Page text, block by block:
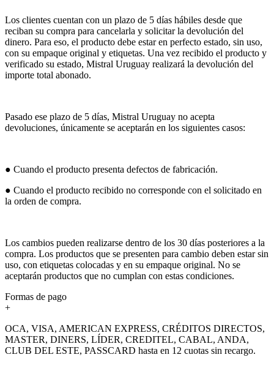
Los clientes cuentan con un plazo de 5 días hábiles desde que
reciban su compra para cancelarla y solicitar la devolución del
dinero. Para eso, el producto debe estar en perfecto estado, sin uso,
con su empaque original y etiquetas. Una vez recibido el producto y
verificado su estado, Mistral Uruguay realizará la devolución del
importe total abonado.
Pasado ese plazo de 5 días, Mistral Uruguay no acepta
devoluciones, únicamente se aceptarán en los siguientes casos:
● Cuando el producto presenta defectos de fabricación.
● Cuando el producto recibido no corresponde con el solicitado en
la orden de compra.
Los cambios pueden realizarse dentro de los 30 días posteriores a la
compra. Los productos que se presenten para cambio deben estar sin
uso, con etiquetas colocadas y en su empaque original. No se
aceptarán productos que no cumplan con estas condiciones.
Formas de pago
+
OCA, VISA, AMERICAN EXPRESS, CRÉDITOS DIRECTOS,
MASTER, DINERS, LÍDER, CREDITEL, CABAL, ANDA,
CLUB DEL ESTE, PASSCARD hasta en 12 cuotas sin recargo.